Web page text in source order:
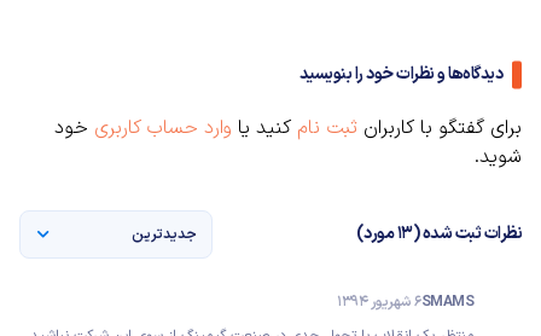
دیدگاه‌ها و نظرات خود را بنویسید
برای گفتگو با کاربران ثبت نام کنید یا وارد حساب کاربری خود
شوید.
نظرات ثبت شده (13 مورد) جدیدترین
SMAMS6 شهریور 1394